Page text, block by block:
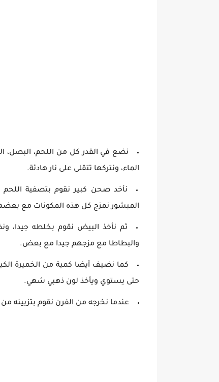
الماء، ونتركها تتقلى على نار هادئة.
نأخد صحن كبير نقوم بتصفية
المبشور نمزج كل هذه المكونات مع
ثم نأخذ البيض نقوم بخلطه جيدا،
والبطاطا مع مزجهم جيدا مع بعض.
كما نضيف أيضا كمية من الخميرة
حتى يستوي ويأخذ لون ذهبي شهي.
عندما نخرجه من الفرن نقوم بتزيينه